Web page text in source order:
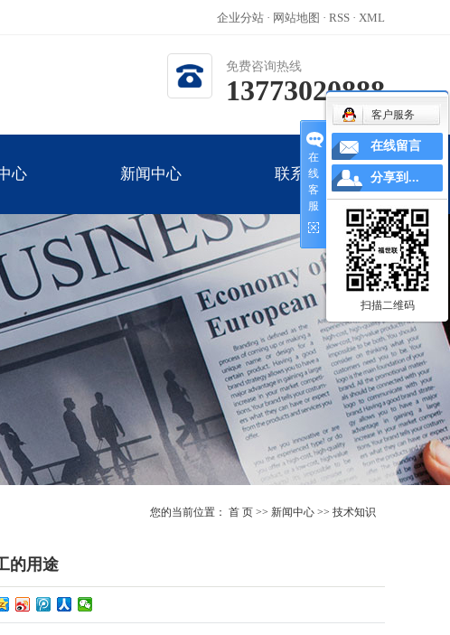
企业分站 · 网站地图 · RSS · XML
免费咨询热线
13773020888
心
中心
新闻中心
新闻中心
公司新闻
行业新闻
技术知识
联系我们
联系我们
您的当前位置： 首 页 >> 新闻中心 >> 技术知识
的用途
在
线
客
服
客户服务
在线留言
分享到...
扫描二维码